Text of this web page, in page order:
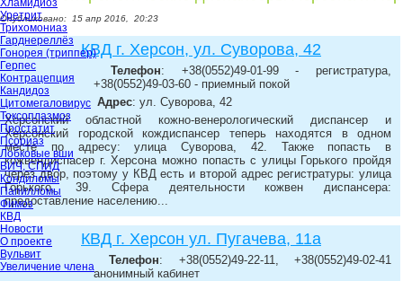
Хламидиоз
Уретрит
Трихомониаз
Гарднереллёз
Гонорея (триппер)
Герпес
Контрацепция
Кандидоз
Цитомегаловирус
Токсоплазмоз
Простатит
Псориаз
Лобковые вши
ВИЧ, СПИД
Кондиломы
Папилломы
Фимоз
КВД
Новости
О проекте
Вульвит
Увеличение члена
Опубликовано: 15 апр 2016, 20:23
КВД г. Херсон, ул. Суворова, 42
Телефон: +38(0552)49-01-99 - регистратура,
+38(0552)49-03-60 - приемный покой
Адрес: ул. Суворова, 42
Херсонский областной кожно-венерологический диспансер и
Херсонский городской кождиспансер теперь находятся в одном
месте по адресу: улица Суворова, 42. Также попасть в
кожвендиспасер г. Херсона можно попасть с улицы Горького пройдя
через двор, поэтому у КВД есть и второй адрес регистратуры: улица
Горького, 39. Сфера деятельности кожвен диспансера:
предоставление населению...
КВД г. Херсон ул. Пугачева, 11а
Телефон: +38(0552)49-22-11, +38(0552)49-02-41
анонимный кабинет